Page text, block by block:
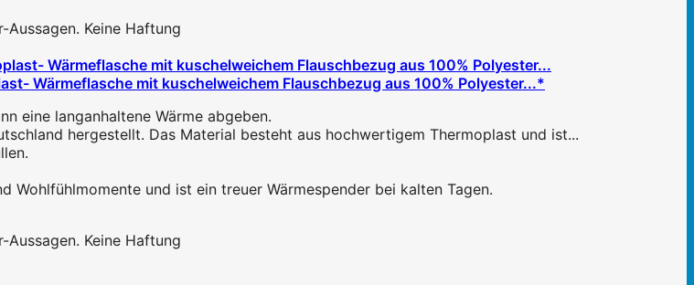
Keine Haftung
Wärmeflasche mit kuschelweichem Flauschbezug aus 100% Polyester...*
eine langanhaltene Wärme abgeben.
hergestellt. Das Material besteht aus hochwertigem Thermoplast und ist...
Wohlfühlmomente und ist ein treuer Wärmespender bei kalten Tagen.
Keine Haftung